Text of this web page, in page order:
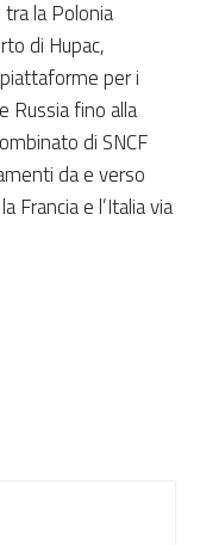
la Polonia
di Hupac,
per i
Russia fino alla
di SNCF
da e verso
Francia e l’Italia via